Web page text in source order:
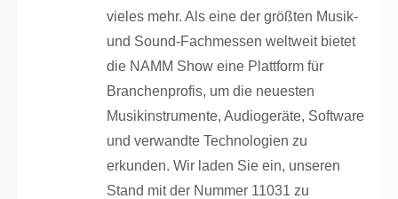
vieles mehr. Als eine der größten Musik-
und Sound-Fachmessen weltweit bietet
die NAMM Show eine Plattform für
Branchenprofis, um die neuesten
Musikinstrumente, Audiogeräte, Software
und verwandte Technologien zu
erkunden. Wir laden Sie ein, unseren
Stand mit der Nummer 11031 zu